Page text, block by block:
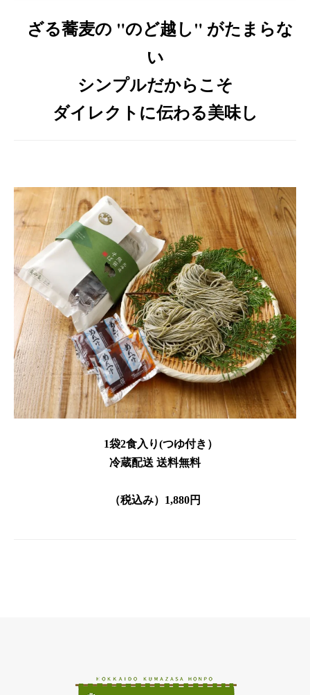
ざる蕎麦の "のど越し" がたまらな
い
シンプルだからこそ
ダイレクトに伝わる美味し
1袋2食入り(つゆ付き）
冷蔵配送 送料無料
（税込み）1,880円